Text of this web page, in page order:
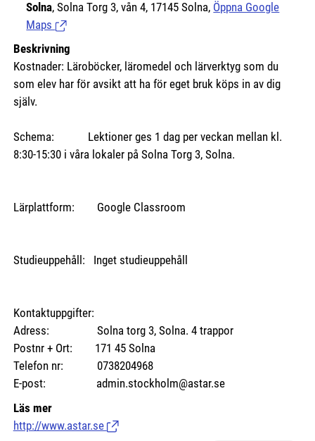
Solna, Solna Torg 3, vån 4, 17145 Solna, Öppna Google
Maps (Länk till extern sida.)
Beskrivning
Kostnader: Läroböcker, läromedel och lärverktyg som du
som elev har för avsikt att ha för eget bruk köps in av dig
själv.
Schema: Lektioner ges 1 dag per veckan mellan kl.
8:30-15:30 i våra lokaler på Solna Torg 3, Solna.
Lärplattform: Google Classroom
Studieuppehåll: Inget studieuppehåll
Kontaktuppgifter:
Adress: Solna torg 3, Solna. 4 trappor
Postnr + Ort: 171 45 Solna
Telefon nr: 0738204968
E-post: admin.stockholm@astar.se
Läs mer
http://www.astar.se (Länk till extern sida.)